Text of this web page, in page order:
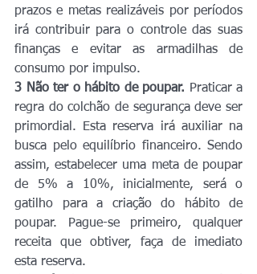
prazos e metas realizáveis por períodos
irá contribuir para o controle das suas
finanças e evitar as armadilhas de
consumo por impulso.
3 Não ter o hábito de poupar. Praticar a
regra do colchão de segurança deve ser
primordial. Esta reserva irá auxiliar na
busca pelo equilíbrio financeiro. Sendo
assim, estabelecer uma meta de poupar
de 5% a 10%, inicialmente, será o
gatilho para a criação do hábito de
poupar. Pague-se primeiro, qualquer
receita que obtiver, faça de imediato
esta reserva.